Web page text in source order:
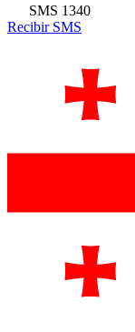
SMS 1340
Recibir SMS